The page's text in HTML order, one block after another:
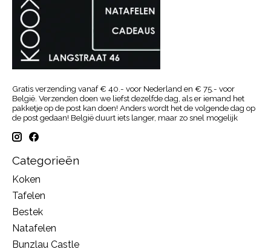
Gratis verzending vanaf € 40.- voor Nederland en € 75.- voor
België. Verzenden doen we liefst dezelfde dag, als er iemand het
pakketje op de post kan doen! Anders wordt het de volgende dag op
de post gedaan! België duurt iets langer, maar zo snel mogelijk
Categorieën
Koken
Tafelen
Bestek
Natafelen
Bunzlau Castle